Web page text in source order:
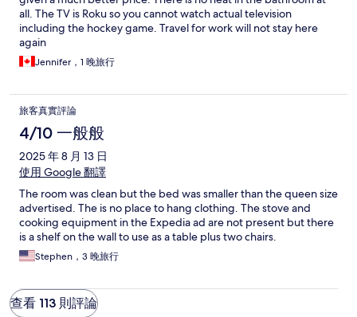
all. The TV is Roku so you cannot watch actual television
including the hockey game. Travel for work will not stay here
again
Jennifer，1 晚旅行
旅客真實評論
4/10 一般般
2025 年 8 月 13 日
使用 Google 翻譯
The room was clean but the bed was smaller than the queen size
advertised. The is no place to hang clothing. The stove and
cooking equipment in the Expedia ad are not present but there
is a shelf on the wall to use as a table plus two chairs.
Stephen，3 晚旅行
查看 113 則評論